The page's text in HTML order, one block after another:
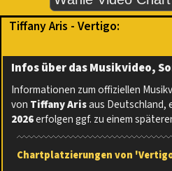
Tiffany Aris - Vertigo:
Infos über das Musikvideo,
Informationen zum offiziellen
von Tiffany Arisaus Deutschland,
2026erfolgen ggf. zu einem
Chartplatzierungen von